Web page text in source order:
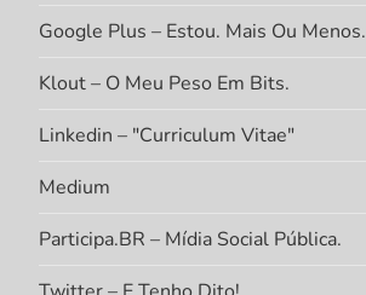
Google Plus – Estou. Mais Ou Menos.
Klout – O Meu Peso Em Bits.
Linkedin – "Curriculum Vitae"
Medium
Participa.BR – Mídia Social Pública.